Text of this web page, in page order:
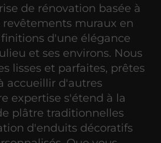
de rénovation basée à
revêtements muraux en
d'une élégance
et ses environs. Nous
lisses et parfaites, prêtes
accueillir d'autres
expertise s'étend à la
plâtre traditionnelles
d'enduits décoratifs